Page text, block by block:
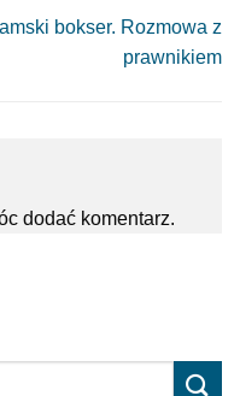
bokser. Rozmowa z
prawnikiem
dodać komentarz.